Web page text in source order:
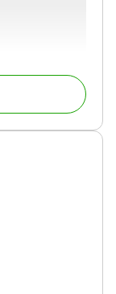
成年後見 /
収集 / 相続